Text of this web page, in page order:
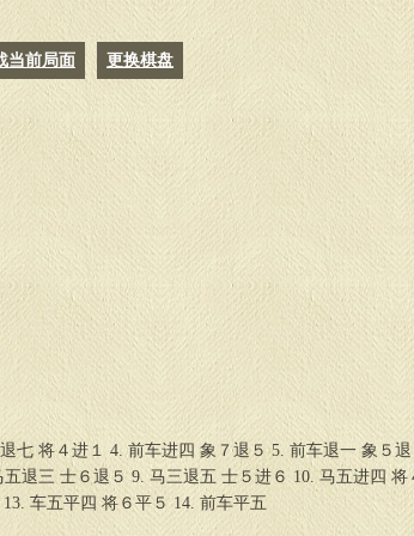
当前局面 更换棋盘
七 将４进１ 4. 前车进四 象７退５ 5. 前车退一 象５退
退三 士６退５ 9. 马三退五 士５进６ 10. 马五进四 将
车五平四 将６平５ 14. 前车平五